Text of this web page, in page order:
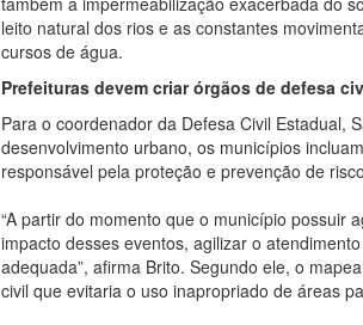
leito natural dos rios e as constantes
cursos de água.
Prefeituras devem criar órgãos de defesa
Para o coordenador da Defesa Civil Estadual,
desenvolvimento urbano, os municípios
responsável pela proteção e prevenção de
“A partir do momento que o município possuir
impacto desses eventos, agilizar o
adequada”, afirma Brito. Segundo ele, o
civil que evitaria o uso inapropriado de áreas